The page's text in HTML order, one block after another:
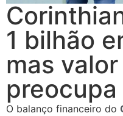
1 bilhão
mas
preocupa
O balanço financeiro do